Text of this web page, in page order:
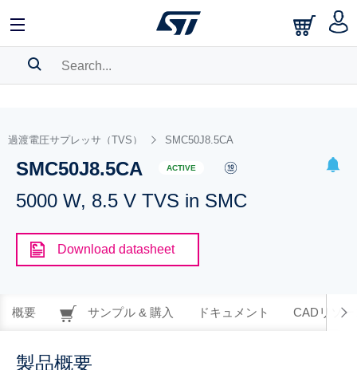
BOOKMARK
Pleaselog into show your saved searches.
過渡電圧サプレッサ（TVS） SMC50J8.5CA
SMC50J8.5CA ACTIVE
5000 W, 8.5 V TVS in SMC
Download datasheet
概要 サンプル & 購入 ドキュメント CADリソー
製品概要